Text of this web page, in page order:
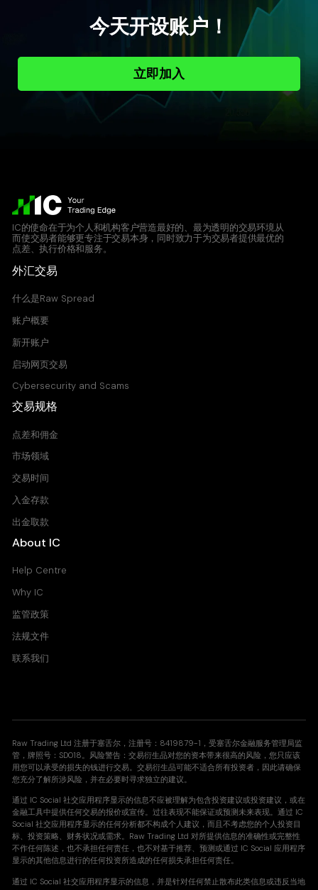
今天开设账户！
立即加入
IC的使命在于为个人和机构客户营造最好的、最为透明的交易环境从
而使交易者能够更专注于交易本身，同时致力于为交易者提供最优的
点差、执行价格和服务。
外汇交易
什么是Raw Spread
账户概要
新开账户
启动网页交易
Cybersecurity and Scams
交易规格
点差和佣金
市场领域
交易时间
入金存款
出金取款
About IC
Help Centre
Why IC
监管政策
法规文件
联系我们
Raw Trading Ltd 注册于塞舌尔，注册号：8419879-1，受塞舌尔金融服务管理局监
管，牌照号：SD018。风险警告：交易衍生品对您的资本带来很高的风险，您只应该
用您可以承受的损失的钱进行交易。交易衍生品可能不适合所有投资者，因此请确保
您充分了解所涉风险，并在必要时寻求独立的建议。
通过 IC Social 社交应用程序显示的信息不应被理解为包含投资建议或投资建议，或在
金融工具中提供任何交易的报价或宣传。过往表现不能保证或预测未来表现。通过 IC
Social 社交应用程序显示的任何分析都不构成个人建议，而且不考虑您的个人投资目
标、投资策略、财务状况或需求。Raw Trading Ltd 对所提供信息的准确性或完整性
不作任何陈述，也不承担任何责任，也不对基于推荐、预测或通过 IC Social 应用程序
显示的其他信息进行的任何投资所造成的任何损失承担任何责任。
通过 IC Social 社交应用程序显示的信息，并是针对任何禁止散布此类信息或违反当地